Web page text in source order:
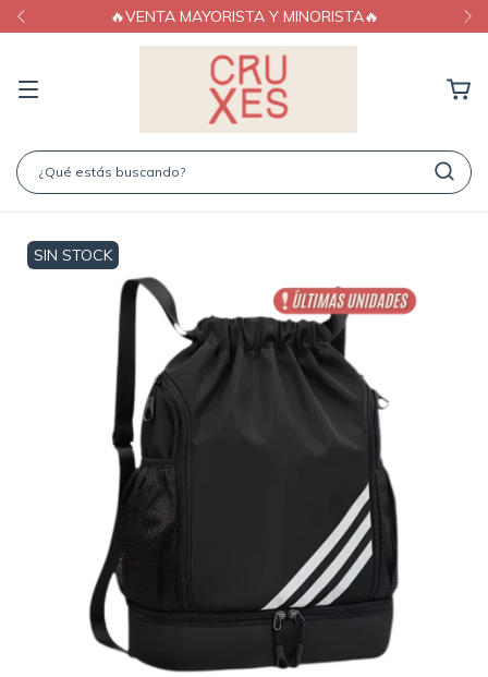
MAYORISTA Y MINORISTA🔥 🔥20% OFF
SIN STOCK